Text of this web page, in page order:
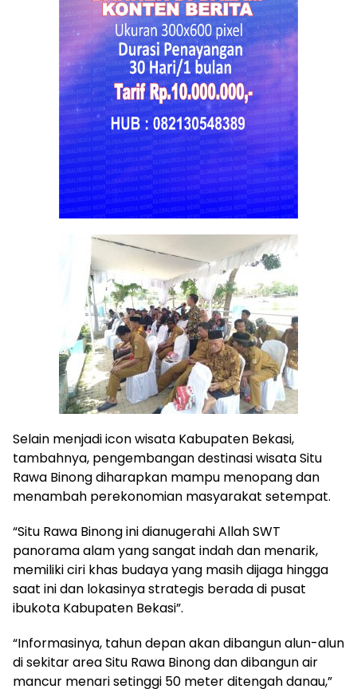
Selain menjadi icon wisata Kabupaten Bekasi,
tambahnya, pengembangan destinasi wisata Situ
Rawa Binong diharapkan mampu menopang dan
menambah perekonomian masyarakat setempat.
“Situ Rawa Binong ini dianugerahi Allah SWT
panorama alam yang sangat indah dan menarik,
memiliki ciri khas budaya yang masih dijaga hingga
saat ini dan lokasinya strategis berada di pusat
ibukota Kabupaten Bekasi”.
“Informasinya, tahun depan akan dibangun alun-alun
di sekitar area Situ Rawa Binong dan dibangun air
mancur menari setinggi 50 meter ditengah danau,”